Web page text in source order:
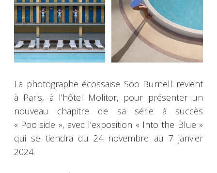
La photographe écossaise Soo Burnell revient
à Paris, à l’hôtel Molitor, pour présenter un
nouveau chapitre de sa série à succès
« Poolside », avec l’exposition « Into the Blue »
qui se tiendra du 24 novembre au 7 janvier
2024.